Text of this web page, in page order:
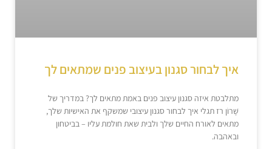
איך לבחור סגנון בעיצוב פנים שמתאים לך
מתלבטת איזה סגנון עיצוב פנים באמת מתאים לך? במדריך של
שָׁרוֹן רז תגלי איך לבחור סגנון עיצובי שמשקף את האישיות שלך,
מתאים לאורח החיים שלך ולבית שאת חולמת עליו – בביטחון
ובאהבה.